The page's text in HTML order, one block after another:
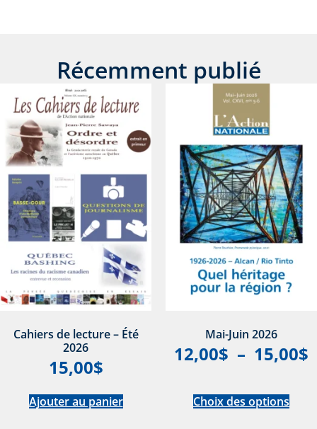
Récemment publié
Cahiers de lecture – Été
2026
15,00$
Ajouter au panier
Mai-Juin 2026
12,00$ – 15,00$
Choix des options